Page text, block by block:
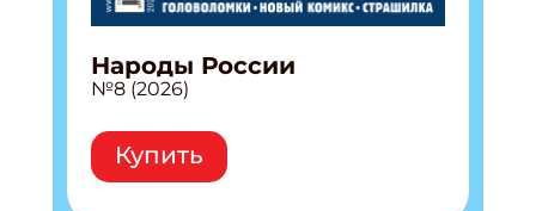
Народы России
№8 (2026)
Купить
Подпишись на рассылку